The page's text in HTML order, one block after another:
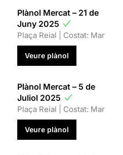
Plànol Mercat – 21 de
Juny 2025
Plaça Reial | Costat: Mar
Veure plànol
Plànol Mercat – 5 de
Juliol 2025
Plaça Reial | Costat: Mar
Veure plànol